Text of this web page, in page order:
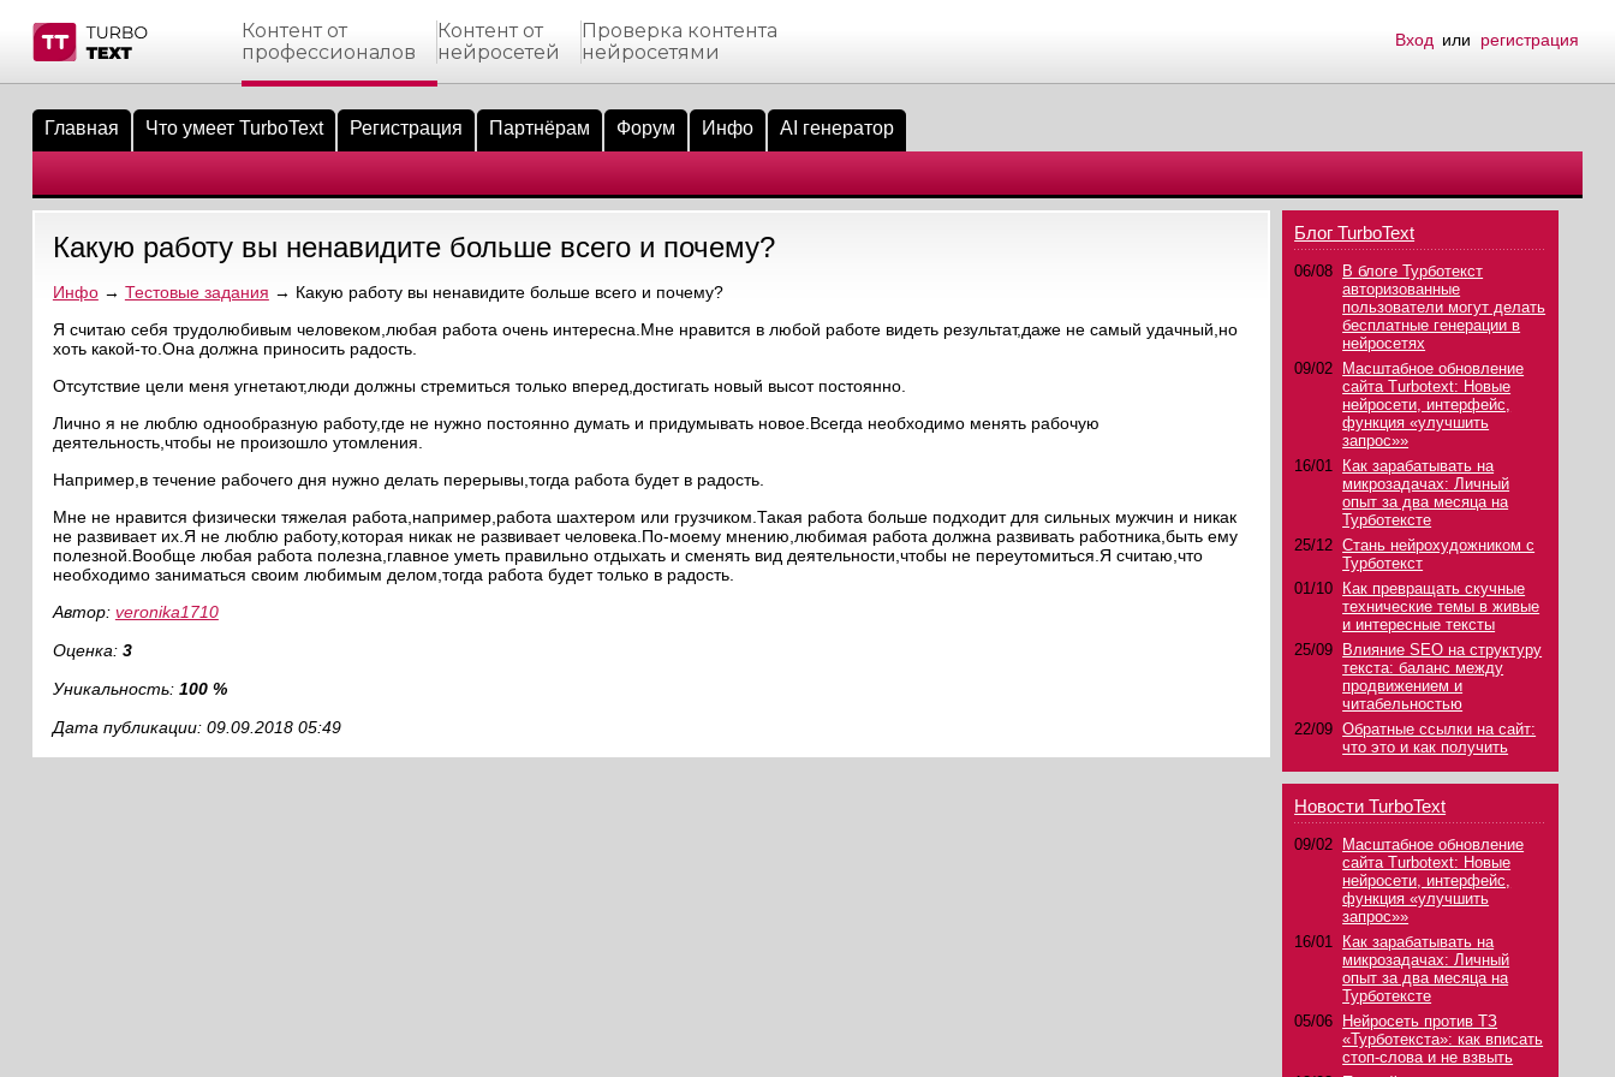
материалы
биржи
пользователи
на сайте
пользователей
сообщения
по форуму
Контент от
профессионалов
Контент от
нейросетей
Проверка контента
нейросетями
Вход или регистрация
Главная Что умеет TurboText Регистрация Партнёрам Форум Инфо AI генератор
Какую работу вы ненавидите больше всего и почему?
Инфо→ Тестовые задания → Какую работу вы ненавидите больше всего и почему?
Я считаю себя трудолюбивым человеком,любая работа очень интересна.Мне нравится в любой работе видеть результат,даже не самый удачный,но
хоть какой-то.Она должна приносить радость.
Отсутствие цели меня угнетают,люди должны стремиться только вперед,достигать новый высот постоянно.
Лично я не люблю однообразную работу,где не нужно постоянно думать и придумывать новое.Всегда необходимо менять рабочую
деятельность,чтобы не произошло утомления.
Например,в течение рабочего дня нужно делать перерывы,тогда работа будет в радость.
Мне не нравится физически тяжелая работа,например,работа шахтером или грузчиком.Такая работа больше подходит для сильных мужчин и никак
не развивает их.Я не люблю работу,которая никак не развивает человека.По-моему мнению,любимая работа должна развивать работника,быть ему
полезной.Вообще любая работа полезна,главное уметь правильно отдыхать и сменять вид деятельности,чтобы не переутомиться.Я считаю,что
необходимо заниматься своим любимым делом,тогда работа будет только в радость.
Автор: veronika1710
Оценка: 3
Уникальность: 100 %
Дата публикации: 09.09.2018 05:49
Блог TurboText
06/08
В блоге Турботекст
авторизованные
пользователи могут делать
бесплатные генерации в
нейросетях
09/02
Масштабное обновление
сайта Turbotext: Новые
нейросети, интерфейс,
функция «улучшить
запрос»»
16/01
Как зарабатывать на
микрозадачах: Личный
опыт за два месяца на
Турботексте
25/12 Стань нейрохудожником с
Турботекст
01/10
Как превращать скучные
технические темы в живые
и интересные тексты
25/09
Влияние SEO на структуру
текста: баланс между
продвижением и
читабельностью
22/09 Обратные ссылки на сайт:
что это и как получить
Новости TurboText
09/02
Масштабное обновление
сайта Turbotext: Новые
нейросети, интерфейс,
функция «улучшить
запрос»»
16/01
Как зарабатывать на
микрозадачах: Личный
опыт за два месяца на
Турботексте
05/06
Нейросеть против ТЗ
«Турботекста»: как вписать
стоп-слова и не взвыть